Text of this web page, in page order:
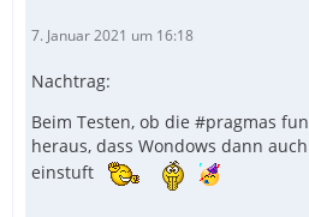
7. Januar 2021 um 16:18
Nachtrag:
Beim Testen, ob die #pragmas
heraus, dass Wondows dann
einstuft